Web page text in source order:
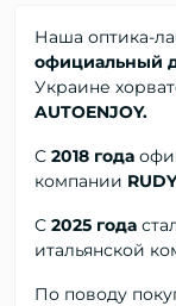
Наша оптика-
официальный
Украине
AUTOENJOY.
С 2018 года
компании
С 2025 года
итальянской
По поводу